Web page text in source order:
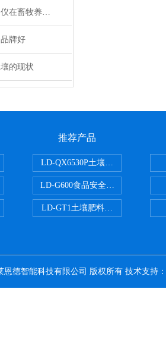
真菌毒素快速检测仪在畜牧养殖企业中的作用
牌好
的现状
推荐产品
LD-QX6530P土壤氧化还原电位检
LD-G600食品安全检测仪
LD-GT1土壤肥料养分检测仪
恩德智能科技有限公司 版权所有 技术支持：